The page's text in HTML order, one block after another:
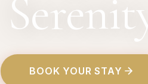
Serenity
BOOK YOUR STAY